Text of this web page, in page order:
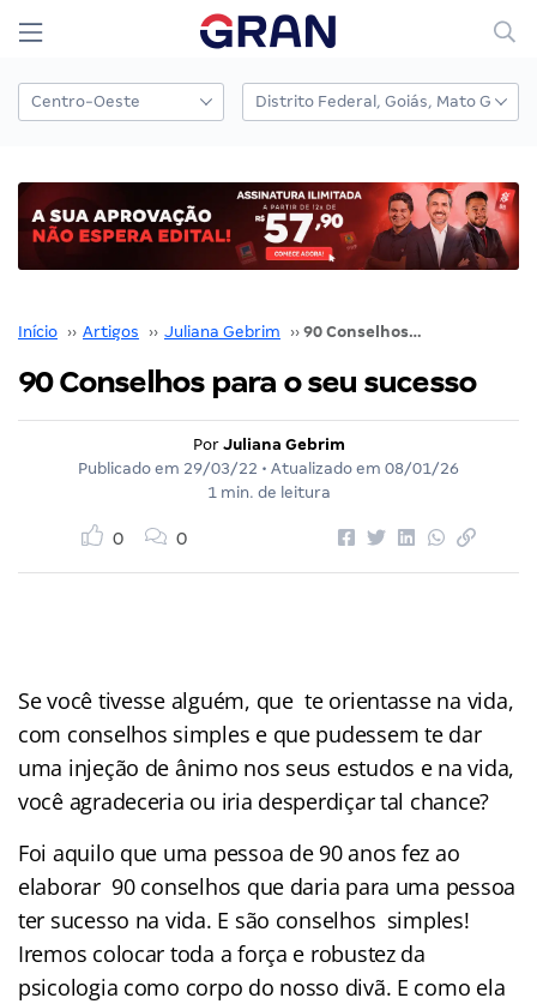
Início ›› Artigos ›› Juliana Gebrim ›› 90 Conselhos para o seu sucesso
90 Conselhos para o seu sucesso
Por Juliana Gebrim
Publicado em 29/03/22 • Atualizado em 08/01/26
1 min. de leitura
0 0
Se você tivesse alguém, que te orientasse na vida,
com conselhos simples e que pudessem te dar
uma injeção de ânimo nos seus estudos e na vida,
você agradeceria ou iria desperdiçar tal chance?
Foi aquilo que uma pessoa de 90 anos fez ao
elaborar 90 conselhos que daria para uma pessoa
ter sucesso na vida. E são conselhos simples!
Iremos colocar toda a força e robustez da
psicologia como corpo do nosso divã. E como ela